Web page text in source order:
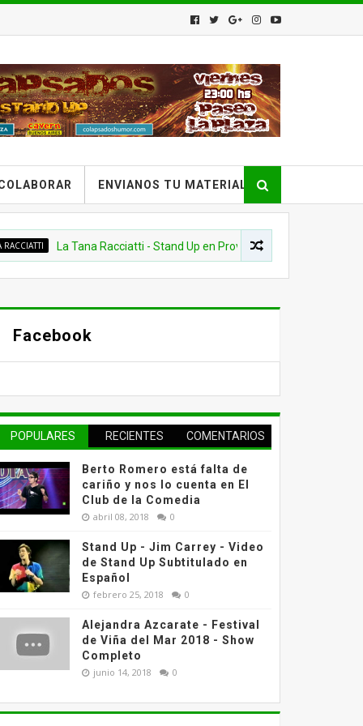
ENVIANOS TU MATERIAL
La Tana Racciatti - Stand Up en Provincia Emergente - 2016
Facebook
POPULARES RECIENTES COMENTARIOS
Berto Romero está falta de
cariño y nos lo cuenta en El
Club de la Comedia
abril 08, 2018 0
Stand Up - Jim Carrey - Video
de Stand Up Subtitulado en
Español
febrero 25, 2018 0
Alejandra Azcarate - Festival
de Viña del Mar 2018 - Show
Completo
junio 14, 2018 0